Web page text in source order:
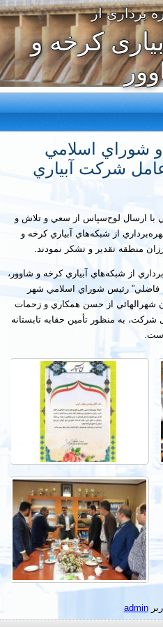
برداری از
کرخه و
شوراي اسلامي
شرکت آبياري
با ارسال لوح‌سپاس از سعي و تلاش و
از شبکه‌هاي آبياري کرخه و
منطقه تقدير و تشکر نمودند.
از شبکه‌هاي آبياري کرخه و شاوور،
فاضلي” رئيس شوراي اسلامي شهر
شهرالهائي از حسن همکاري و زحمات
به منظور تأمين حقابه تابستانه
admin